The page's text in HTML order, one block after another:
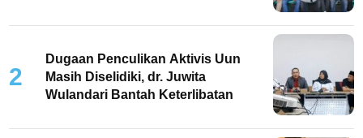
2
Dugaan Penculikan Aktivis Uun
Masih Diselidiki, dr. Juwita
Wulandari Bantah Keterlibatan